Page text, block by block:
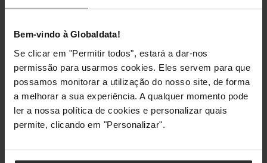
Bem-vindo à Globaldata!
Se clicar em "Permitir todos", estará a dar-nos
permissão para usarmos cookies. Eles servem para que
possamos monitorar a utilização do nosso site, de forma
a melhorar a sua experiência. A qualquer momento pode
ler a nossa política de cookies e personalizar quais
permite, clicando em "Personalizar".